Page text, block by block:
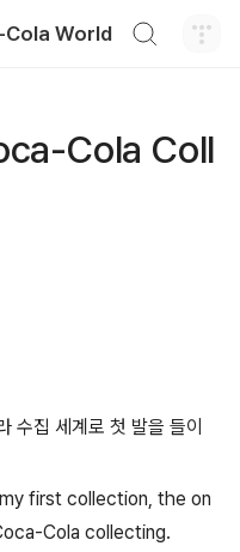
World
Cola Coll
수집 세계로 첫 발을 들이
first collection, the on
Cola collecting.